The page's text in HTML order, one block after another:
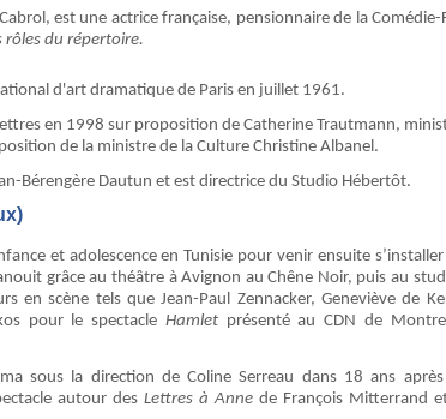
est une actrice française, pensionnaire de la
rôles du répertoire.
d'art dramatique de Paris en juillet 1961.
en 1998 sur proposition de Catherine Trautmann,
de la ministre de la Culture Christine Albanel.
Bérengère Dautun et est directrice du Studio Hébertôt.
et adolescence en Tunisie pour venir ensuite
grâce au théâtre à Avignon au Chêne Noir, puis au
en scène tels que Jean-Paul Zennacker, Geneviève de
pour le spectacle Hamlet présenté au CDN de
sous la direction de Coline Serreau dans 18 ans après
autour des Lettres à Annede François Mitterrand